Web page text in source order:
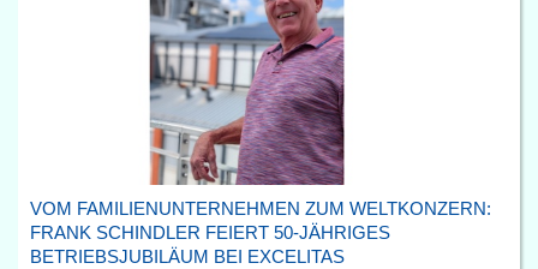
VOM FAMILIENUNTERNEHMEN ZUM WELTKONZERN:
FRANK SCHINDLER FEIERT 50-JÄHRIGES
BETRIEBSJUBILÄUM BEI EXCELITAS